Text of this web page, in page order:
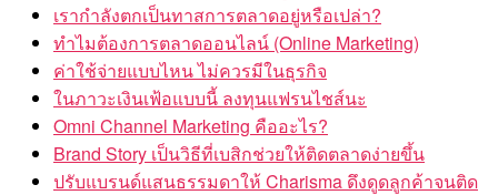
เรากำลังตกเป็นทาสการตลาดอยู่หรือเปล่า?
ทำไมต้องการตลาดออนไลน์ (Online Marketing)
ค่าใช้จ่ายแบบไหน ไม่ควรมีในธุรกิจ
ในภาวะเงินเฟ้อแบบนี้ ลงทุนแฟรนไชส์นะ
Omni Channel Marketing คืออะไร?
Brand Story เป็นวิธีที่เบสิกช่วยให้ติดตลาดง่ายขึ้น
ปรับแบรนด์แสนธรรมดาให้ Charisma ดึงดูดลูกค้าจนติด